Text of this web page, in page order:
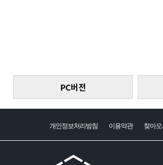
PC버전
개인정보처리방침 이용약관 찾아